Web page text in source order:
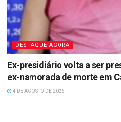
DESTAQUE AGORA
Ex-presidiário volta a ser
ex-namorada de morte em
4 DE AGOSTO DE 2026